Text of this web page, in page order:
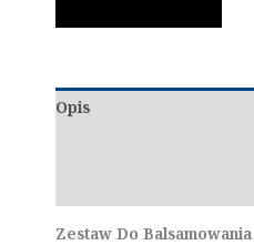
Opis
Zestaw Do